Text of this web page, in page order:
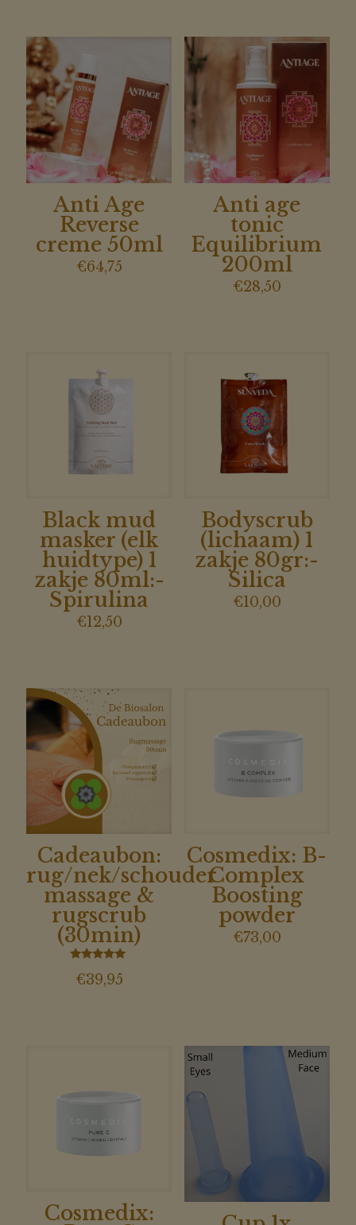
Anti Age
Reverse
creme 50ml
€64,75
Anti age
tonic
Equilibrium
200ml
€28,50
Black mud
masker (elk
huidtype) 1
zakje 80ml:-
Spirulina
€12,50
Bodyscrub
(lichaam) 1
zakje 80gr:-
Silica
€10,00
Cadeaubon:
rug/nek/schouder
massage &
rugscrub
(30min)
5.00
uit 5
€39,95
Cosmedix: B-
Complex
Boosting
powder
€73,00
Cosmedix: